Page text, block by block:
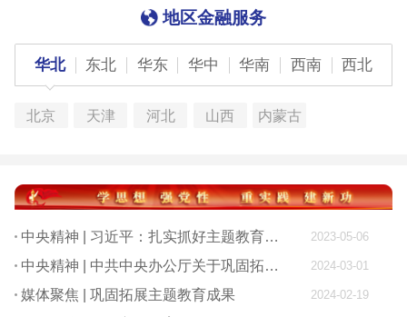
地区金融服务
华北 东北 华东 华中 华南 西南 西北
北京 天津 河北 山西 内蒙古
中央精神 | 习近平：扎实抓好主题教育 为奋进新征程凝心聚力 2023-05-06
中央精神 | 中共中央办公厅关于巩固拓展学习贯彻习近平新时代中国特色社会主义思想主题教育成果的意见 2024-03-01
媒体聚焦 | 巩固拓展主题教育成果 2024-02-19